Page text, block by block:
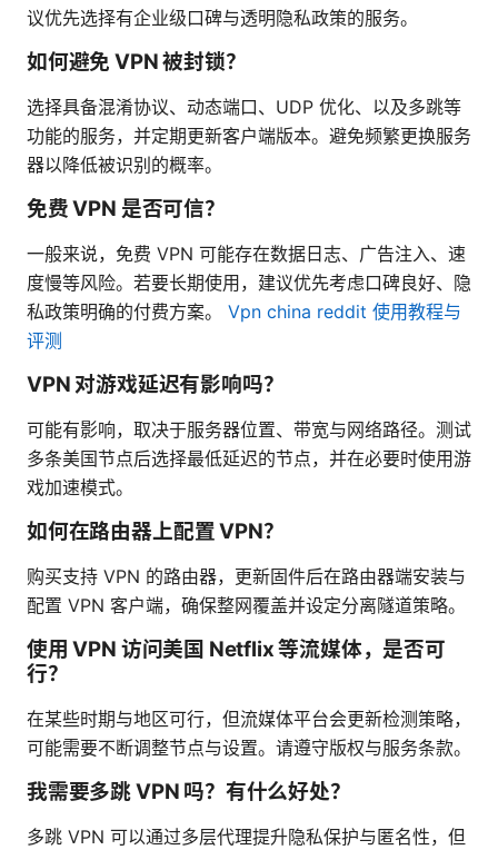
议优先选择有企业级口碑与透明隐私政策的服务。
如何避免 VPN 被封锁？
选择具备混淆协议、动态端口、UDP 优化、以及多跳等
功能的服务，并定期更新客户端版本。避免频繁更换服务
器以降低被识别的概率。
免费 VPN 是否可信？
一般来说，免费 VPN 可能存在数据日志、广告注入、速
度慢等风险。若要长期使用，建议优先考虑口碑良好、隐
私政策明确的付费方案。 Vpn china reddit 使用教程与
评测
VPN 对游戏延迟有影响吗？
可能有影响，取决于服务器位置、带宽与网络路径。测试
多条美国节点后选择最低延迟的节点，并在必要时使用游
戏加速模式。
如何在路由器上配置 VPN？
购买支持 VPN 的路由器，更新固件后在路由器端安装与
配置 VPN 客户端，确保整网覆盖并设定分离隧道策略。
使用 VPN 访问美国 Netflix 等流媒体，是否可
行？
在某些时期与地区可行，但流媒体平台会更新检测策略，
可能需要不断调整节点与设置。请遵守版权与服务条款。
我需要多跳 VPN 吗？有什么好处？
多跳 VPN 可以通过多层代理提升隐私保护与匿名性，但